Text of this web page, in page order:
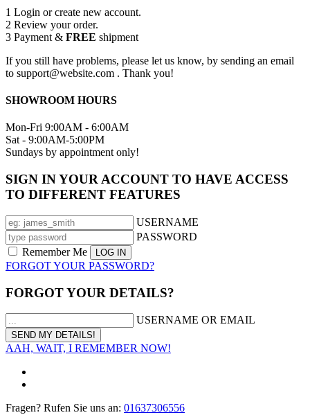
1 Login or create new account.
2 Review your order.
3 Payment & FREE shipment
If you still have problems, please let us know, by sending an email
to support@website.com . Thank you!
SHOWROOM HOURS
Mon-Fri 9:00AM - 6:00AM
Sat - 9:00AM-5:00PM
Sundays by appointment only!
SIGN IN YOUR ACCOUNT TO HAVE ACCESS
TO DIFFERENT FEATURES
USERNAME
PASSWORD
Remember Me
FORGOT YOUR PASSWORD?
FORGOT YOUR DETAILS?
USERNAME OR EMAIL
AAH, WAIT, I REMEMBER NOW!
Fragen? Rufen Sie uns an: 01637306556